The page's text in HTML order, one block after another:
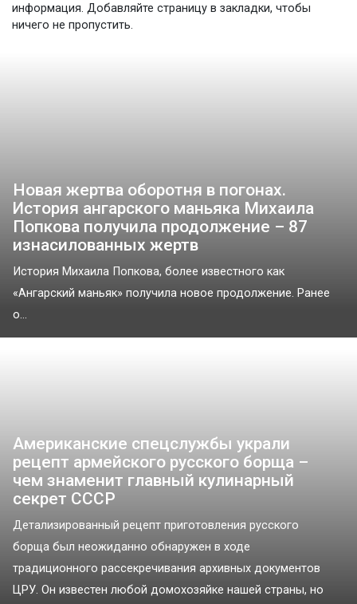
информация. Добавляйте страницу в закладки, чтобы
ничего не пропустить.
Новая жертва оборотня в погонах.
История ангарского маньяка Михаила
Попкова получила продолжение – 87
изнасилованных жертв
История Михаила Попкова, более известного как
«Ангарский маньяк» получила новое продолжение. Ранее
о...
Американские спецслужбы украли
рецепт армейского русского борща –
чем знаменит главный кулинарный
секрет СССР
Детализированный рецепт приготовления русского
борща был неожиданно обнаружен в ходе
традиционного рассекречивания архивных документов
ЦРУ. Он известен любой домохозяйке нашей страны, но